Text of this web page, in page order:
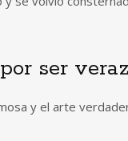
ser veraz
y el arte